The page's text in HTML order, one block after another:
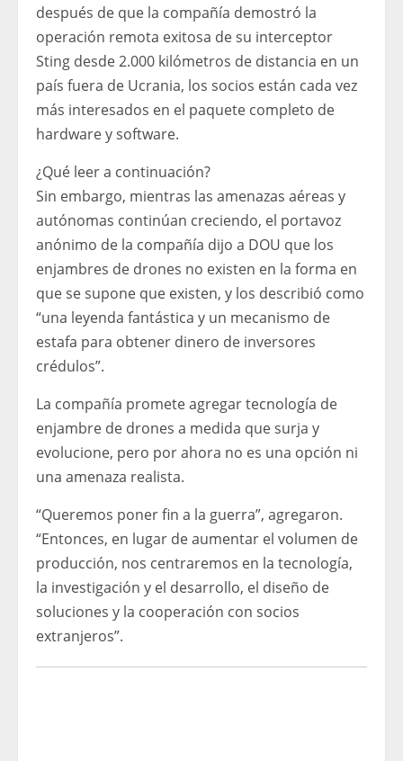
después de que la compañía demostró la
operación remota exitosa de su interceptor
Sting desde 2.000 kilómetros de distancia en un
país fuera de Ucrania, los socios están cada vez
más interesados ​​en el paquete completo de
hardware y software.
¿Qué leer a continuación?
Sin embargo, mientras las amenazas aéreas y
autónomas continúan creciendo, el portavoz
anónimo de la compañía dijo a DOU que los
enjambres de drones no existen en la forma en
que se supone que existen, y los describió como
“una leyenda fantástica y un mecanismo de
estafa para obtener dinero de inversores
crédulos”.
La compañía promete agregar tecnología de
enjambre de drones a medida que surja y
evolucione, pero por ahora no es una opción ni
una amenaza realista.
“Queremos poner fin a la guerra”, agregaron.
“Entonces, en lugar de aumentar el volumen de
producción, nos centraremos en la tecnología,
la investigación y el desarrollo, el diseño de
soluciones y la cooperación con socios
extranjeros”.